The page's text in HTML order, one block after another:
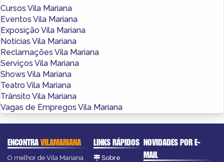
Cursos Vila Mariana
Eventos Vila Mariana
Exposição Vila Mariana
Notícias Vila Mariana
Reclamações Vila Mariana
Serviços Vila Mariana
Shows Vila Mariana
Teatro Vila Mariana
Trânsito Vila Mariana
Vagas de Empregos Vila Mariana
ENCONTRAVILAMARIANA
O melhor de Vila Mariana
LINKS RÁPIDOS
Sobre
NOVIDADES POR E-
MAIL